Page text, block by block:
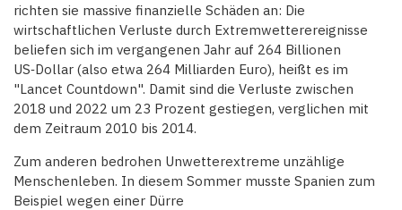
richten sie massive finanzielle Schäden an: Die
wirtschaftlichen Verluste durch Extremwetterereignisse
beliefen sich im vergangenen Jahr auf 264 Billionen
US‑Dollar (also etwa 264 Milliarden Euro), heißt es im
"Lancet Countdown". Damit sind die Verluste zwischen
2018 und 2022 um 23 Prozent gestiegen, verglichen mit
dem Zeitraum 2010 bis 2014.
Zum anderen bedrohen Unwetterextreme unzählige
Menschenleben. In diesem Sommer musste Spanien zum
Beispiel wegen einer Dürre